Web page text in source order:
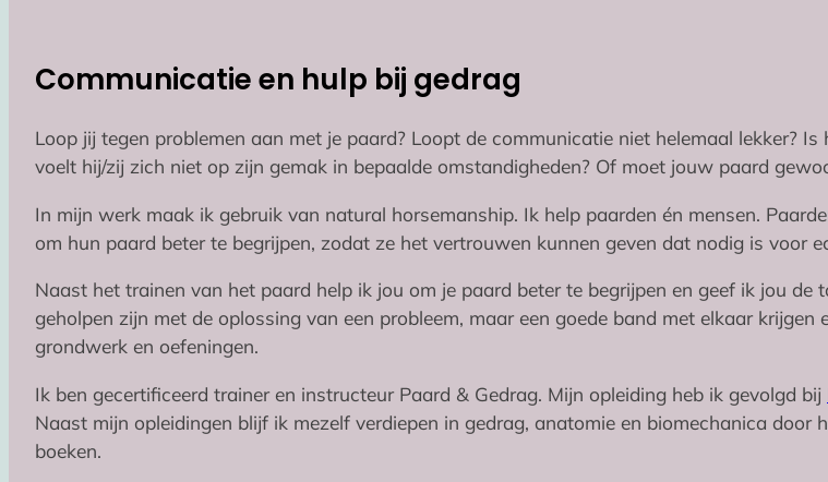
Communicatie en hulp bij gedrag
Loop jij tegen problemen aan met je paard? Loopt de communicatie niet helemaal lekker?
voelt hij/zij zich niet op zijn gemak in bepaalde omstandigheden? Of moet jouw paard
In mijn werk maak ik gebruik van natural horsemanship. Ik help paarden én mensen.
om hun paard beter te begrijpen, zodat ze het vertrouwen kunnen geven dat nodig is voor
Naast het trainen van het paard help ik jou om je paard beter te begrijpen en geef ik jou
geholpen zijn met de oplossing van een probleem, maar een goede band met elkaar
grondwerk en oefeningen.
Ik ben gecertificeerd trainer en instructeur Paard & Gedrag. Mijn opleiding heb ik gevolgd bij
Naast mijn opleidingen blijf ik mezelf verdiepen in gedrag, anatomie en biomechanica
boeken.